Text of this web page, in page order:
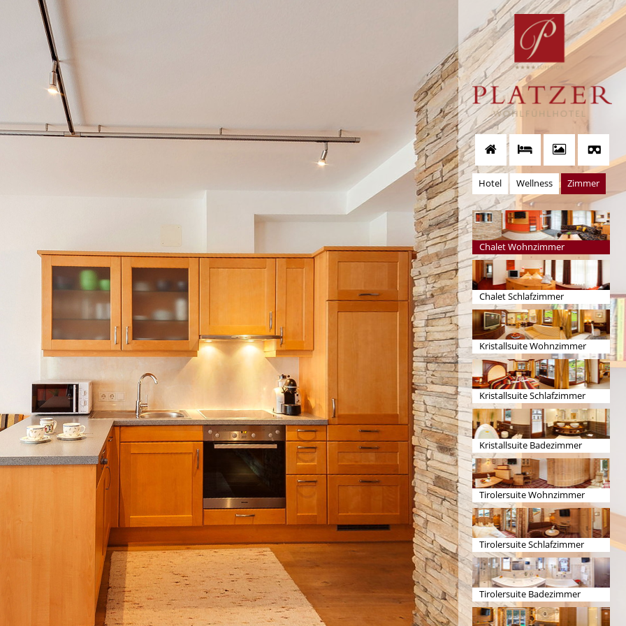
Hotel Wellness Zimmer
Chalet Wohnzimmer
Chalet Schlafzimmer
Kristallsuite Wohnzimmer
Kristallsuite Schlafzimmer
Kristallsuite Badezimmer
Tirolersuite Wohnzimmer
Tirolersuite Schlafzimmer
Tirolersuite Badezimmer